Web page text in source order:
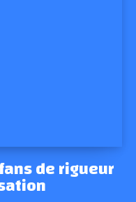
de rigueur